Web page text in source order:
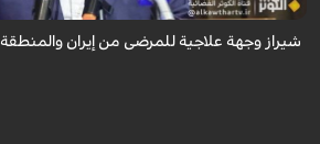
شيراز وجهة علاجية للمرضى من إيران والمنطقة